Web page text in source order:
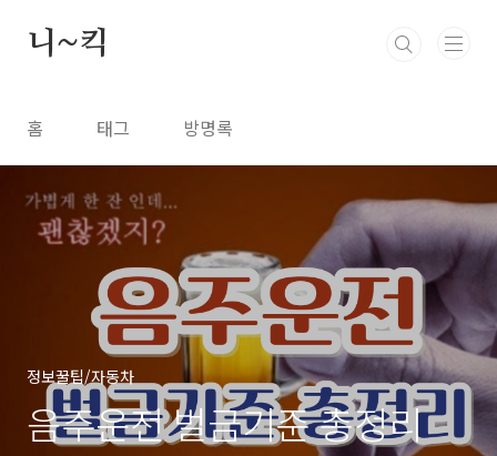
니~킥
홈 태그 방명록
정보꿀팁/자동차
음주운전 벌금기준 총정리